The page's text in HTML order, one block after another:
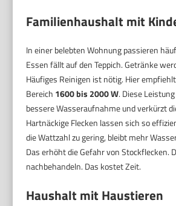
Familienhaushalt mit
In einer belebten Wohnung passieren
Essen fällt auf den Teppich. Getränke
Häufiges Reinigen ist nötig. Hier
Bereich 1600 bis 2000 W. Diese
bessere Wasseraufnahme und verkürzt
Hartnäckige Flecken lassen sich so
die Wattzahl zu gering, bleibt mehr
Das erhöht die Gefahr von Stockflecken.
nachbehandeln. Das kostet Zeit.
Haushalt mit Haustieren